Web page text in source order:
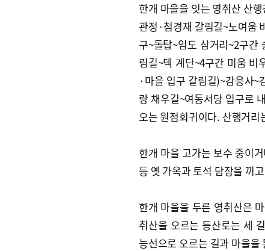
한개 마을을 잇는 영취산 산
관정·첨경재 갈림길~노여움
구~돌탑~임도 삼거리~2구간
림길~덱 계단~4구간 미움 비
·마을 입구 갈림길)~감응사
랑 채우길~여동서당 입구로
오는 원점회귀이다. 산행거
한개 마을 고가는 보수 중이
등 옛 가옥과 토석 담장을 끼
한개 마을을 두른 영취산은
취산을 오르는 등산로는 세
능선으로 오르는 길과 마을을